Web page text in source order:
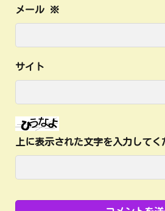
メール ※
サイト
上に表示された文字を入力してく